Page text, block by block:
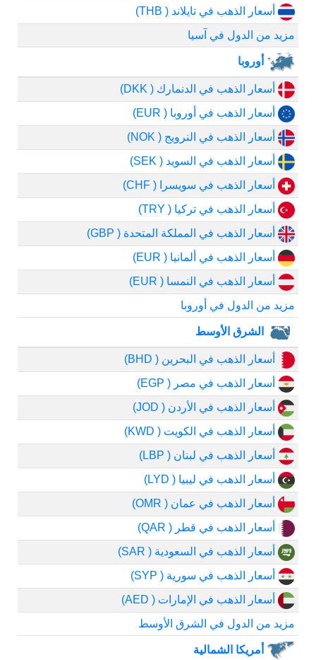
أسعار الذهب في تايلاند ( THB)
مزيد من الدول في آسيا
أوروبا
أسعار الذهب في الدنمارك ( DKK)
أسعار الذهب في أوروبا ( EUR)
أسعار الذهب في النرويج ( NOK)
أسعار الذهب في السويد ( SEK)
أسعار الذهب في سويسرا ( CHF)
أسعار الذهب في تركيا ( TRY)
أسعار الذهب في المملكة المتحدة ( GBP)
أسعار الذهب في ألمانيا ( EUR)
أسعار الذهب في النمسا ( EUR)
مزيد من الدول في أوروبا
الشرق الأوسط
أسعار الذهب في البحرين ( BHD)
أسعار الذهب في مصر ( EGP)
أسعار الذهب في الأردن ( JOD)
أسعار الذهب في الكويت ( KWD)
أسعار الذهب في لبنان ( LBP)
أسعار الذهب في ليبيا ( LYD)
أسعار الذهب في عمان ( OMR)
أسعار الذهب في قطر ( QAR)
أسعار الذهب في السعودية ( SAR)
أسعار الذهب في سورية ( SYP)
أسعار الذهب في الإمارات ( AED)
مزيد من الدول في الشرق الأوسط
أمريكا الشمالية